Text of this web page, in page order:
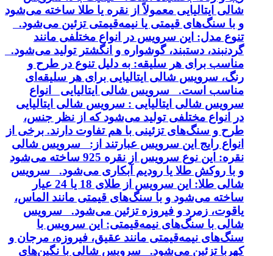
شالی ایتالیایی معمولاً از نقره یا طلا ساخته می‌شود
و با سنگ‌های قیمتی یا نیمه‌قیمتی تزئین می‌شود.
تنوع مدل: این سرویس در انواع مختلفی مانند
گردنبند، دستبند، گوشواره و انگشتر تولید می‌شود.
مناسب برای هر سلیقه: به دلیل تنوع در طرح و
رنگ، سرویس شالی ایتالیایی برای هر سلیقه‌ای
مناسب است. سرویس شالی ایتالیایی انواع
سرویس شالی ایتالیایی : سرویس شالی ایتالیایی
در انواع مختلفی تولید می‌شود که از نظر جنس،
طرح و سنگ‌های تزئینی با هم تفاوت دارند. برخی از
انواع رایج این سرویس عبارتند از: سرویس شالی
نقره: این نوع سرویس از نقره 925 ساخته می‌شود
و با روکش طلا یا رودیم آبکاری می‌شود. سرویس
شالی طلا: این سرویس از طلای 18 یا 24 عیار
ساخته می‌شود و با سنگ‌های قیمتی مانند الماس،
یاقوت، زمرد و فیروزه تزئین می‌شود. سرویس
شالی با سنگ‌های نیمه‌قیمتی: این سرویس با
سنگ‌های نیمه‌قیمتی مانند عقیق، فیروزه، مرجان و
کهربا تزئین می‌شود. سرویس شالی با نگین‌های